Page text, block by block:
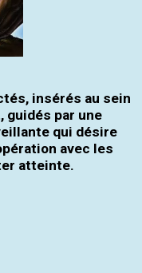
insérés au sein
guidés par une
qui désire
avec les
atteinte.